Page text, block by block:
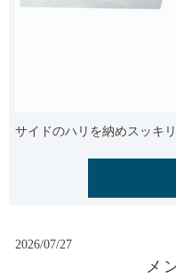
サイドのハリを納めスッキ
2026/07/27
メ